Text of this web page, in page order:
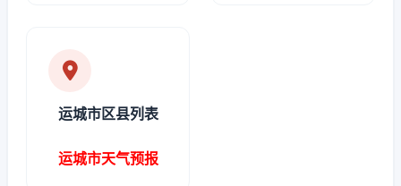
运城市区县列表
运城市天气预报